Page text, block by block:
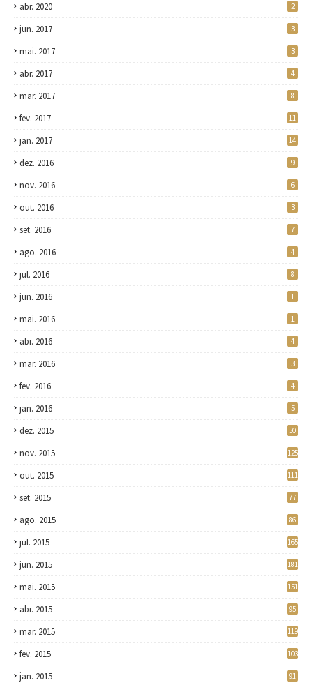
abr. 2020 2
jun. 2017 3
mai. 2017 3
abr. 2017 4
mar. 2017 8
fev. 2017 11
jan. 2017 14
dez. 2016 9
nov. 2016 6
out. 2016 3
set. 2016 7
ago. 2016 4
jul. 2016 8
jun. 2016 1
mai. 2016 1
abr. 2016 4
mar. 2016 3
fev. 2016 4
jan. 2016 5
dez. 2015 50
nov. 2015 125
out. 2015 111
set. 2015 77
ago. 2015 86
jul. 2015 165
jun. 2015 181
mai. 2015 151
abr. 2015 95
mar. 2015 119
fev. 2015 103
jan. 2015 91